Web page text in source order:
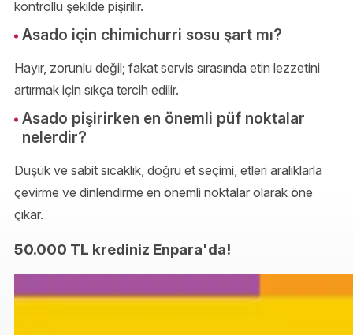
kontrollü şekilde pişirilir.
Asado için chimichurri sosu şart mı?
Hayır, zorunlu değil; fakat servis sırasında etin lezzetini
artırmak için sıkça tercih edilir.
Asado pişirirken en önemli püf noktalar
nelerdir?
Düşük ve sabit sıcaklık, doğru et seçimi, etleri aralıklarla
çevirme ve dinlendirme en önemli noktalar olarak öne
çıkar.
50.000 TL krediniz Enpara'da!